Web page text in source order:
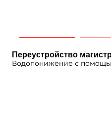
Переустройство
Водопонижение с